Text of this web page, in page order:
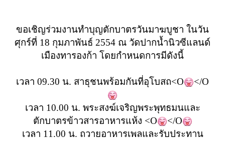
ขอเชิญร่วมงานทำบุญตักบาตรวันมาฆบูชา ในวัน
ศุกร์ที่ 18 กุมภาพันธ์ 2554 ณ วัดปากน้ำนิวซีแลนด์
เมืองทารองก้า โดยกำหนดการมีดังนี้
เวลา 09.30 น. สาธุชนพร้อมกันที่อุโบสถ<O </O
เวลา 10.00 น. พระสงฆ์เจริญพระพุทธมนและ
ตักบาตรข้าวสารอาหารแห้ง <O
</O
เวลา 11.00 น. ถวายอาหารเพลและรับประทาน